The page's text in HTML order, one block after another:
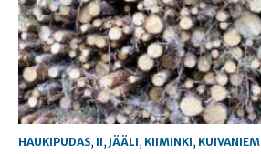
HAUKIPUDAS, II, JÄÄLI, KIIMINKI,